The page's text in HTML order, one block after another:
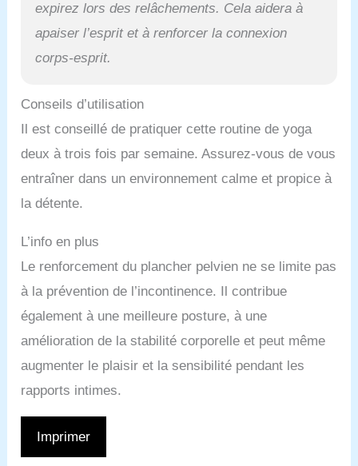
expirez lors des relâchements. Cela aidera à
apaiser l’esprit et à renforcer la connexion
corps-esprit.
Conseils d’utilisation
Il est conseillé de pratiquer cette routine de yoga
deux à trois fois par semaine. Assurez-vous de vous
entraîner dans un environnement calme et propice à
la détente.
L’info en plus
Le renforcement du plancher pelvien ne se limite pas
à la prévention de l’incontinence. Il contribue
également à une meilleure posture, à une
amélioration de la stabilité corporelle et peut même
augmenter le plaisir et la sensibilité pendant les
rapports intimes.
Imprimer